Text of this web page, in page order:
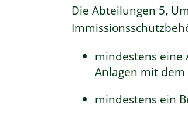
Die Abteilungen 5,
mindestens eine
Anlagen mit dem
mindestens ein